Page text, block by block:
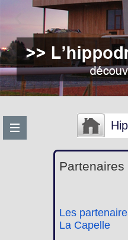
Partenaires
Les
La Capelle